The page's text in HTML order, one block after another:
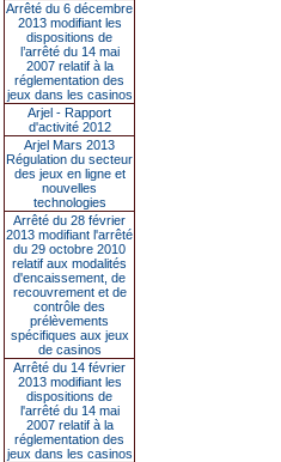
Arrêté du 6 décembre
2013 modifiant les
dispositions de
l’arrêté du 14 mai
2007 relatif à la
réglementation des
jeux dans les casinos
Arjel - Rapport
d'activité 2012
Arjel Mars 2013
Régulation du secteur
des jeux en ligne et
nouvelles
technologies
Arrêté du 28 février
2013 modifiant l'arrêté
du 29 octobre 2010
relatif aux modalités
d'encaissement, de
recouvrement et de
contrôle des
prélèvements
spécifiques aux jeux
de casinos
Arrêté du 14 février
2013 modifiant les
dispositions de
l'arrêté du 14 mai
2007 relatif à la
réglementation des
jeux dans les casinos